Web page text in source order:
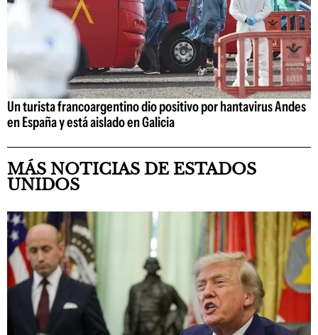
Un turista francoargentino dio positivo por hantavirus Andes
en España y está aislado en Galicia
MÁS NOTICIAS DE ESTADOS
UNIDOS